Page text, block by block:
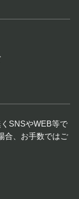
SNSやWEB等で
合、お手数ではご